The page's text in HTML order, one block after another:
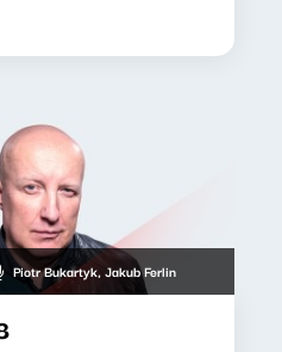
Piotr Bukartyk, Jakub Ferlin